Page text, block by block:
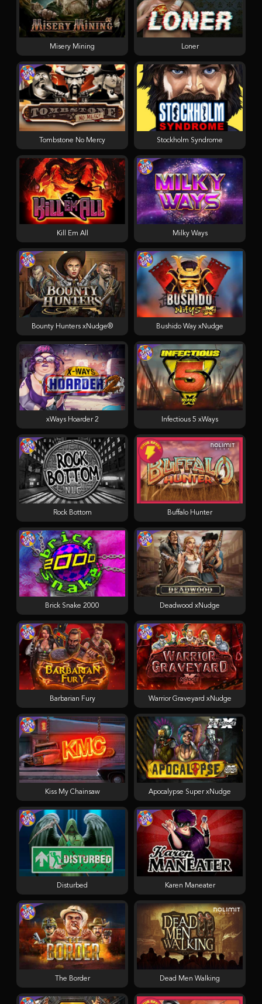
Kill Em All
Dead Men Walking
Stockholm Syndrome
Apocalypse Super xNudge
Loner
Tombstone No Mercy
Kiss My Chainsaw
Rock Bottom
xWays Hoarder 2
Bounty Hunters xNudge®
Brick Snake 2000
Warrior Graveyard xNudge
Barbarian Fury
Deadwood xNudge
Disturbed
Buffalo Hunter
Milky Ways
Infectious 5 xWays
Misery Mining
Karen Maneater
Bushido Way xNudge
The Border